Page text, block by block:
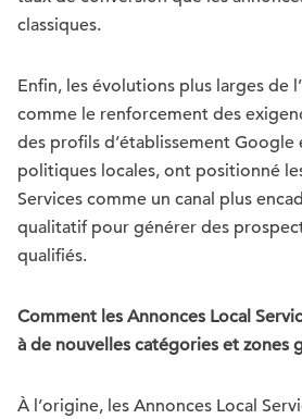
classiques.
Enfin, les évolutions plus larges de
comme le renforcement des
des profils d’établissement Google
politiques locales, ont positionné
Services comme un canal plus
qualitatif pour générer des
qualifiés.
Comment les Annonces Local
à de nouvelles catégories et zones
À l’origine, les Annonces Local